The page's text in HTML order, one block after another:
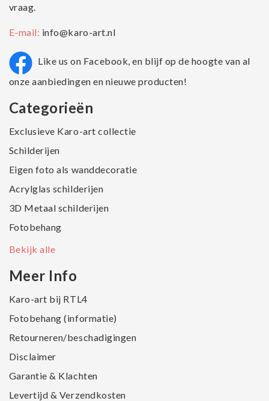
vraag.
E-mail: info@karo-art.nl
Like us on Facebook, en blijf op de hoogte van al
onze aanbiedingen en nieuwe producten!
Categorieën
Exclusieve Karo-art collectie
Schilderijen
Eigen foto als wanddecoratie
Acrylglas schilderijen
3D Metaal schilderijen
Fotobehang
Bekijk alle
Meer Info
Karo-art bij RTL4
Fotobehang (informatie)
Retourneren/beschadigingen
Disclaimer
Garantie & Klachten
Levertijd & Verzendkosten